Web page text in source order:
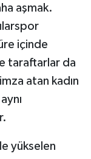
aşmak.
içinde
taraftarlar da
atan kadın
yükselen